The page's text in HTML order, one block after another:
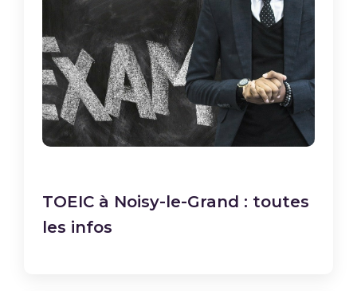
TOEIC à Noisy-le-Grand : toutes
les infos